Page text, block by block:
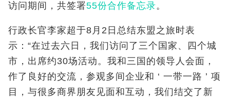
访问期间，共签署55份合作备忘录。
行政长官李家超于8月2日总结东盟之旅时表
示：“在过去六日，我们访问了三个国家、四个城
市，出席约30场活动。我和三国的领导人会面，
作了良好的交流，参观多间企业和 ‘ 一带一路 ’ 项
目，与很多商界朋友见面和互动，我们结交了新